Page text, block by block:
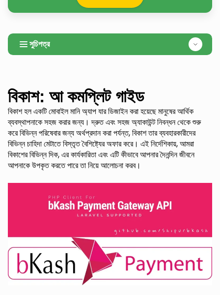
সুচিপত্র
বিকাশ: আ কমপ্লিট গাইড
বিকাশ হল একটি মোবাইল মানি অ্যাপ যার ডিজাইন করা হয়েছে মানুষের আর্থিক
ব্যবস্থাপনাকে সহজ করার জন্য। দ্রুত এবং সহজ অ্যাকাউন্ট নিবন্ধন থেকে শুরু
করে বিভিন্ন পরিষেবার জন্য অর্থপ্রদান করা পর্যন্ত, বিকাশ তার ব্যবহারকারীদের
বিভিন্ন চাহিদা মেটাতে বিস্তৃত বৈশিষ্ট্যের অফার করে। এই নির্দেশিকায়, আমরা
বিকাশের বিভিন্ন দিক, এর কার্যকারিতা এবং এটি কীভাবে আপনার দৈনন্দিন জীবনে
আপনাকে উপকৃত করতে পারে তা নিয়ে আলোচনা করব।